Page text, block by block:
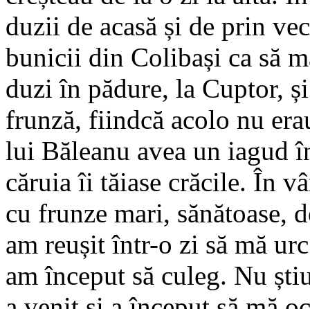
duzii de acasă și de prin
bunicii din Colibași ca să
duzi în pădure, la Cuptor,
frunză, fiindcă acolo nu
lui Băleanu avea un iagud
căruia îi tăiase crăcile. În
cu frunze mari, sănătoase,
am reușit într-o zi să mă
am început să culeg. Nu